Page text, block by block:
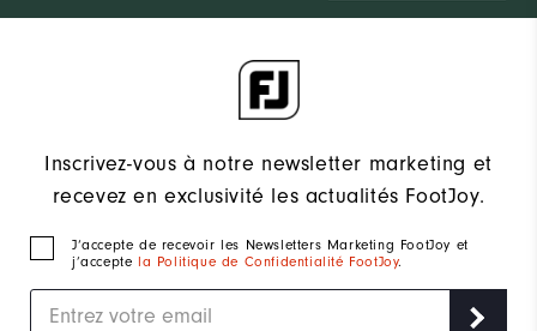
Inscrivez-vous à notre newsletter marketing et
recevez en exclusivité les actualités FootJoy.
J‘accepte de recevoir les Newsletters Marketing FootJoy et
j’accepte la Politique de Confidentialité FootJoy.